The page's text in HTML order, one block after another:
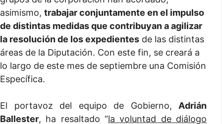
asimismo, trabajar conjuntamente en el impulso
de distintas medidas que contribuyan a agilizar
la resolución de los expedientes de las distintas
áreas de la Diputación. Con este fin, se creará a
lo largo de este mes de septiembre una Comisión
Específica.
El portavoz del equipo de Gobierno, Adrián
Ballester, ha resaltado “la voluntad de diálogo